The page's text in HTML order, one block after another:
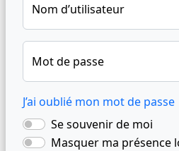
Nom d’utilisateur
Mot de passe
J’ai oublié mon mot de passe
Se souvenir de moi
Masquer ma présence